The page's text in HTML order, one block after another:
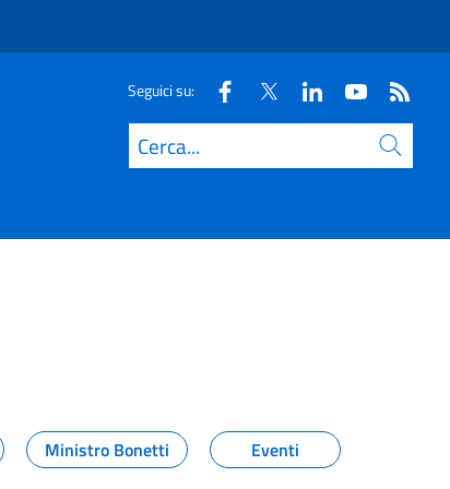
Seguici su:
Cerca
Ministro Bonetti
Eventi